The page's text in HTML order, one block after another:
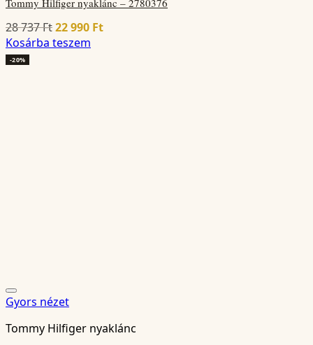
28 737FtOriginal
price
22 990 FtCurrent
Kosárba teszem
-20%
Gyors nézet
Tommy Hilfiger nyaklánc